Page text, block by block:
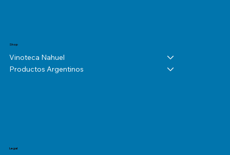
Shop
Vinoteca Nahuel
Productos Argentinos
Legal